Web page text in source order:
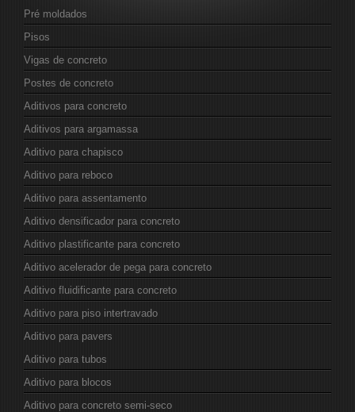
Pré moldados
Pisos
Vigas de concreto
Postes de concreto
Aditivos para concreto
Aditivos para argamassa
Aditivo para chapisco
Aditivo para reboco
Aditivo para assentamento
Aditivo densificador para concreto
Aditivo plastificante para concreto
Aditivo acelerador de pega para concreto
Aditivo fluidificante para concreto
Aditivo para piso intertravado
Aditivo para pavers
Aditivo para tubos
Aditivo para blocos
Aditivo para concreto semi-seco